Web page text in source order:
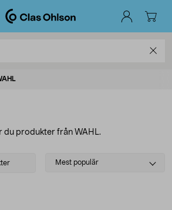
du produkter från WAHL.
Select
Mest populär